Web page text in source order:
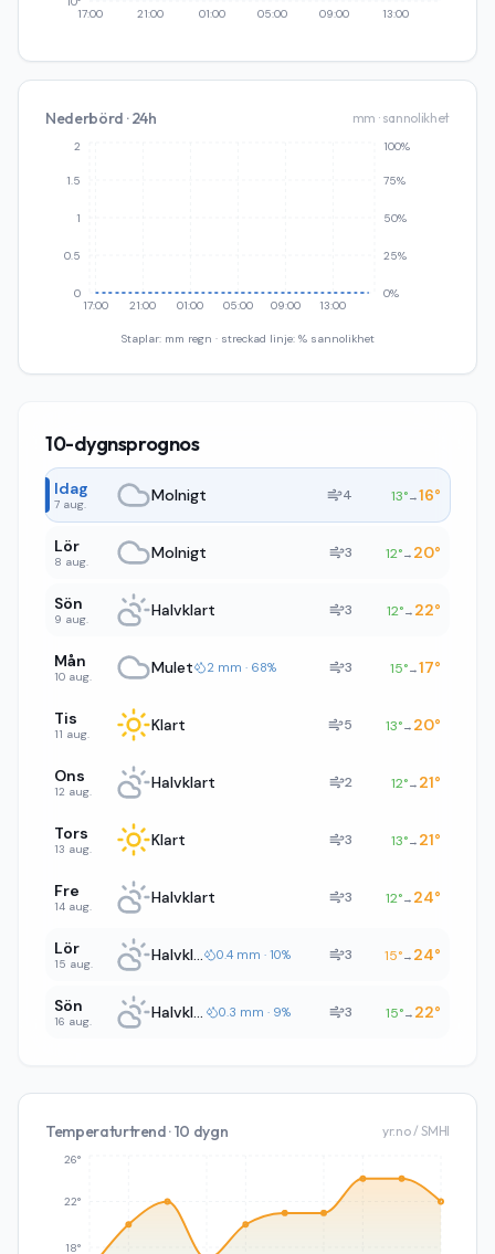
17:00 21:00 01:00 05:00 09:00 13:00
Nederbörd · 24h mm · sannolikhet
17:00 21:00 01:00 05:00 09:00 13:00
0
0.5
1
1.5
2
0%
25%
50%
75%
100%
Staplar: mm regn · streckad linje: % sannolikhet
10-dygnsprognos
Idag
7 aug. Molnigt 4 13°→16°
Lör
8 aug. Molnigt 3 12°→ 20°
Sön
9 aug. Halvklart 3 12°→ 22°
Mån
10 aug. Mulet 2 mm · 68% 3 15°→17°
Tis
11 aug. Klart 5 13°→ 20°
Ons
12 aug. Halvklart 2 12°→ 21°
Tors
13 aug. Klart 3 13°→ 21°
Fre
14 aug. Halvklart 3 12°→ 24°
Lör
15 aug. Halvklart 0.4 mm · 10% 3 15°→ 24°
Sön
16 aug. Halvklart 0.3 mm · 9% 3 15°→ 22°
Temperaturtrend · 10 dygn yr.no / SMHI
18°
22°
26°